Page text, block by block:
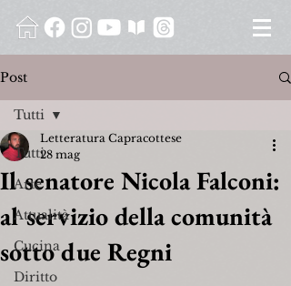
Post
Tutti
Arte
Attualità
Cucina
Diritto
Tutti
Il senatore Nicola Falconi:
al servizio della comunità
sotto due Regni
Letteratura Capracottese
28 mag